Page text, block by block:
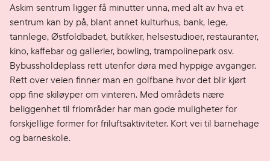
Askim sentrum ligger få minutter unna, med alt av hva et
sentrum kan by på, blant annet kulturhus, bank, lege,
tannlege, Østfoldbadet, butikker, helsestudioer, restauranter,
kino, kaffebar og gallerier, bowling, trampolinepark osv.
Bybussholdeplass rett utenfor døra med hyppige avganger.
Rett over veien finner man en golfbane hvor det blir kjørt
opp fine skiløyper om vinteren. Med områdets nære
beliggenhet til friområder har man gode muligheter for
forskjellige former for friluftsaktiviteter. Kort vei til barnehage
og barneskole.